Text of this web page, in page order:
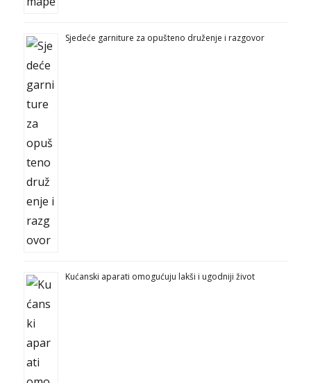
Sjedeće garniture za opušteno druženje i razgovor
Kućanski aparati omogućuju lakši i ugodniji život